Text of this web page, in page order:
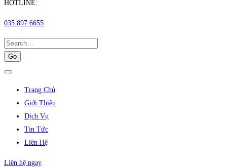
HOTLINE:
035.897.6655
Search
for:
Trang Chủ
Giới Thiệu
Dịch Vụ
Tin Tức
Liên Hệ
Liên hệ ngay